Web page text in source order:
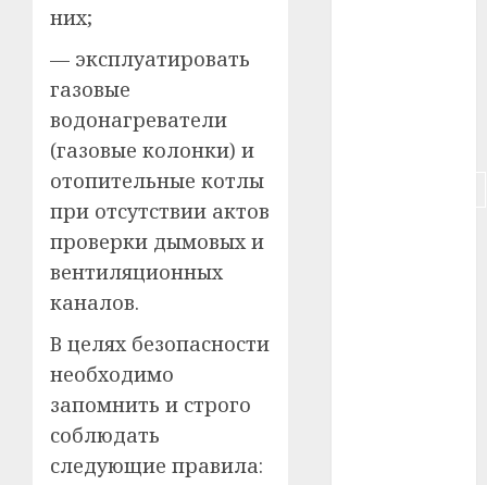
них;
— эксплуатировать
газовые
водонагреватели
(газовые колонки) и
отопительные котлы
при отсутствии актов
проверки дымовых и
вентиляционных
каналов.
В целях безопасности
необходимо
запомнить и строго
соблюдать
следующие правила: